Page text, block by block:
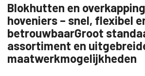
Blokhutten en
hoveniers – snel, flexibel
betrouwbaarGroot
assortiment en
maatwerkmogelijkheden